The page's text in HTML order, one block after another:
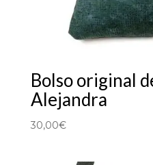
Bolso original
Alejandra
30,00€